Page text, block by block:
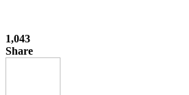
1,043
Share